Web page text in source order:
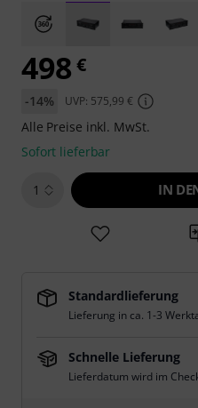
498 €
-14% UVP: 575,99 €
Alle Preise inkl. MwSt.
Sofort lieferbar
1 IN
Standardlieferung
Lieferung in ca. 1-3
Schnelle Lieferung
Lieferdatum wird im